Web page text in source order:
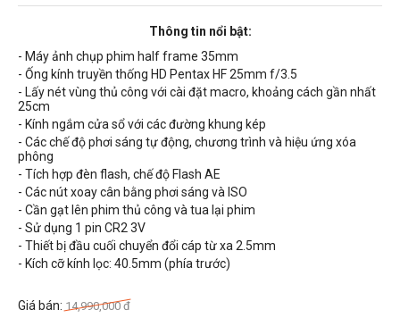
Thông tin nổi bật:
- Máy ảnh chụp phim half frame 35mm
- Ống kính truyền thống HD Pentax HF 25mm f/3.5
- Lấy nét vùng thủ công với cài đặt macro, khoảng cách gần nhất
25cm
- Kính ngắm cửa sổ với các đường khung kép
- Các chế độ phơi sáng tự động, chương trình và hiệu ứng xóa
phông
- Tích hợp đèn flash, chế độ Flash AE
- Các nút xoay cân bằng phơi sáng và ISO
- Cần gạt lên phim thủ công và tua lại phim
- Sử dụng 1 pin CR2 3V
- Thiết bị đầu cuối chuyển đổi cáp từ xa 2.5mm
- Kích cỡ kính lọc: 40.5mm (phía trước)
Giá bán: 14,990,000 đ